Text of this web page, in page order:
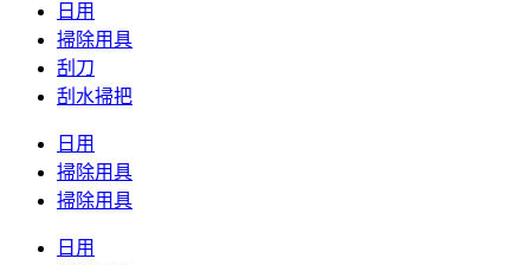
日用
掃除用具
刮刀
刮水掃把
日用
掃除用具
掃除用具
日用